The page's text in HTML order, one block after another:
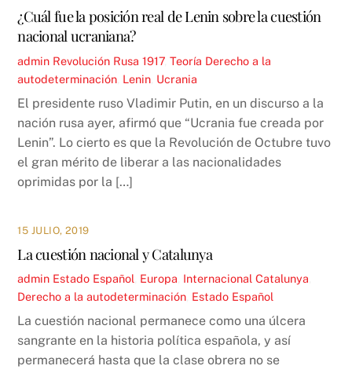
¿Cuál fue la posición real de Lenin sobre la cuestión
nacional ucraniana?
admin Revolución Rusa 1917,Teoría Derecho a la
autodeterminación Lenin Ucrania
El presidente ruso Vladimir Putin, en un discurso a la
nación rusa ayer, afirmó que “Ucrania fue creada por
Lenin”. Lo cierto es que la Revolución de Octubre tuvo
el gran mérito de liberar a las nacionalidades
oprimidas por la […]
15 JULIO, 2019
La cuestión nacional y Catalunya
admin Estado Español Europa Internacional Catalunya
Derecho a la autodeterminación Estado Español
La cuestión nacional permanece como una úlcera
sangrante en la historia política española, y así
permanecerá hasta que la clase obrera no se